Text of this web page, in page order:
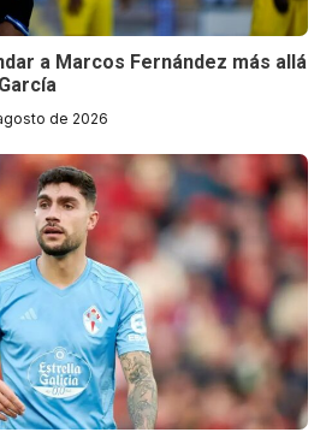
a Marcos Fernández más allá
de 2026